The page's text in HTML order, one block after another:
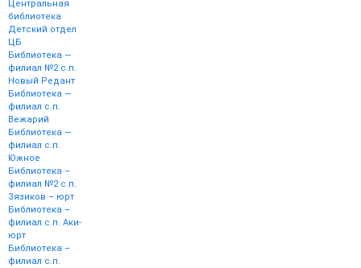
Центральная
библиотека
Детский отдел
ЦБ
Библиотека —
филиал №2 с.п.
Новый Редант
Библиотека —
филиал с.п.
Вежарий
Библиотека —
филиал с.п.
Южное
Библиотека –
филиал №2 с.п.
Зязиков – юрт
Библиотека –
филиал с.п. Аки-
юрт
Библиотека –
филиал с.п.